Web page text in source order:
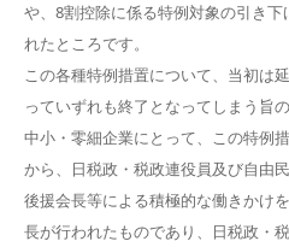
や、8割控除に係る特例対象の引き
れたところです。
この各種特例措置について、当初は
っていずれも終了となってしまう旨
中小・零細企業にとって、この特例
から、日税政・税政連役員及び自由
後援会長等による積極的な働きかけ
長が行われたものであり、日税政・
広 報
リンク